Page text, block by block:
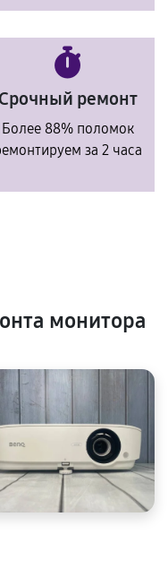
Срочный ремонт
Более 88% поломок
за 2 часа
монитора